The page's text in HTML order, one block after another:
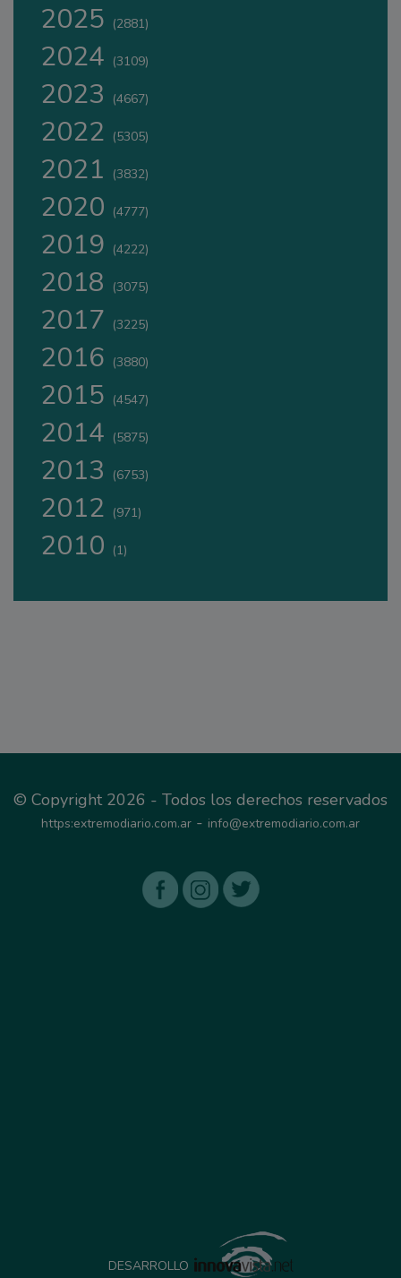
2025 (2881)
2024 (3109)
2023 (4667)
2022 (5305)
2021 (3832)
2020 (4777)
2019 (4222)
2018 (3075)
2017 (3225)
2016 (3880)
2015 (4547)
2014 (5875)
2013 (6753)
2012 (971)
2010 (1)
© Copyright 2026 - Todos los derechos reservados
https:extremodiario.com.ar - info@extremodiario.com.ar
DESARROLLO